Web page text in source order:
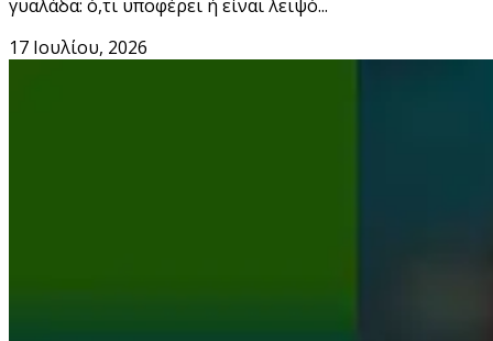
γυαλάδα: ό,τι υποφέρει ή είναι λειψό...
17 Ιουλίου, 2026